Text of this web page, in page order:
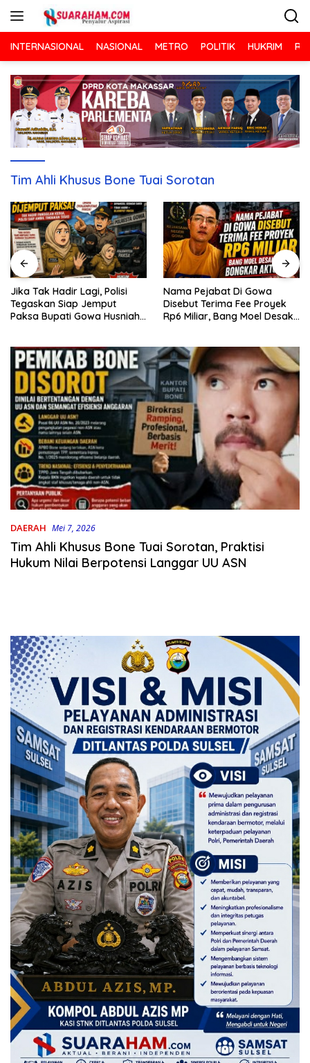
INTERNASIONAL NASIONAL METRO POLITIK HUKRIM
Tim Ahli Khusus Bone Tuai Sorotan
Jika Tak Hadir Lagi, Polisi
Tegaskan Siap Jemput
Paksa Bupati Gowa Husniah
Nama Pejabat Di Gowa
Disebut Terima Fee Proyek
Rp6 Miliar, Bang Moel Desak
DAERAH Mei 7, 2026
Tim Ahli Khusus Bone Tuai Sorotan, Praktisi
Hukum Nilai Berpotensi Langgar UU ASN